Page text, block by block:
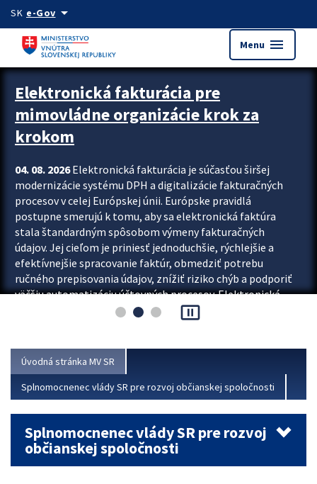
Preskocit na hlavný obsah
SK e-Govarrow_drop_down
Menu menu
Zastavit automatický posun upútavok
Elektronická fakturácia pre
mimovládne organizácie krok za
krokom
04. 08. 2026Elektronická fakturácia je súčasťou širšej
modernizácie systému DPH a digitalizácie fakturačných
procesov v celej Európskej únii. Európske pravidlá
postupne smerujú k tomu, aby sa elektronická faktúra
stala štandardným spôsobom výmeny fakturačných
údajov. Jej cieľom je priniesť jednoduchšie, rýchlejšie a
efektívnejšie spracovanie faktúr, obmedziť potrebu
ručného prepisovania údajov, znížiť riziko chýb a podporiť
väčšiu automatizáciu účtovných procesov. Elektronická
fakturácia preto nepredstavuje...
pause_presentation
Úvodná stránka MV SR
Splnomocnenec vlády SR pre rozvoj občianskej spoločnosti
Splnomocnenec vlády SR pre rozvoj
občianskej spoločnosti